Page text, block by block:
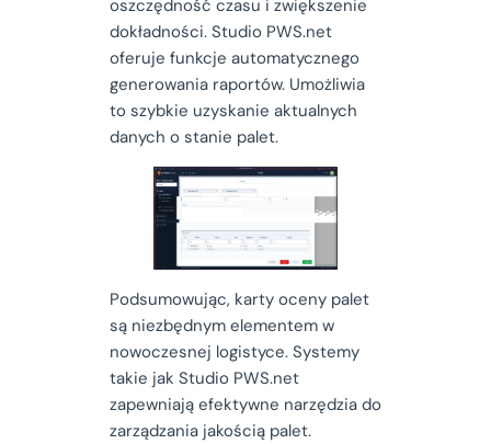
oszczędność czasu i zwiększenie
dokładności. Studio PWS.net
oferuje funkcje automatycznego
generowania raportów. Umożliwia
to szybkie uzyskanie aktualnych
danych o stanie palet.
Podsumowując, karty oceny palet
są niezbędnym elementem w
nowoczesnej logistyce. Systemy
takie jak Studio PWS.net
zapewniają efektywne narzędzia do
zarządzania jakością palet.